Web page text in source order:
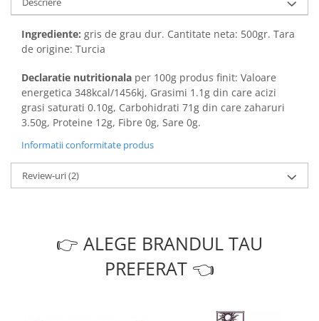
Ingrediente: gris de grau dur. Cantitate neta: 500gr. Tara
de origine: Turcia
Declaratie nutritionala per 100g produs finit: Valoare
energetica 348kcal/1456kj, Grasimi 1.1g din care acizi
grasi saturati 0.10g, Carbohidrati 71g din care zaharuri
3.50g, Proteine 12g, Fibre 0g, Sare 0g.
Informatii conformitate produs
Review-uri(2)
👉 ALEGE BRANDUL TAU
PREFERAT 👈